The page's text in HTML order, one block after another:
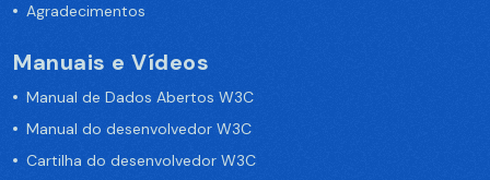
Agradecimentos
Manuais e Vídeos
Manual de Dados Abertos W3C
Manual do desenvolvedor W3C
Cartilha do desenvolvedor W3C